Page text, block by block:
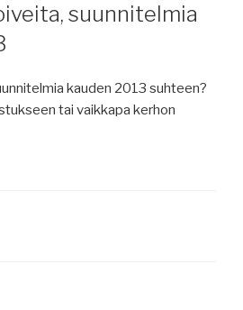
suunnitelmia
kauden 2013 suhteen?
tai vaikkapa kerhon